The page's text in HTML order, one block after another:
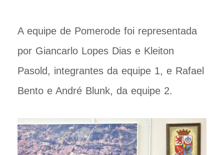
A equipe de Pomerode foi representada
por Giancarlo Lopes Dias e Kleiton
Pasold, integrantes da equipe 1, e Rafael
Bento e André Blunk, da equipe 2.